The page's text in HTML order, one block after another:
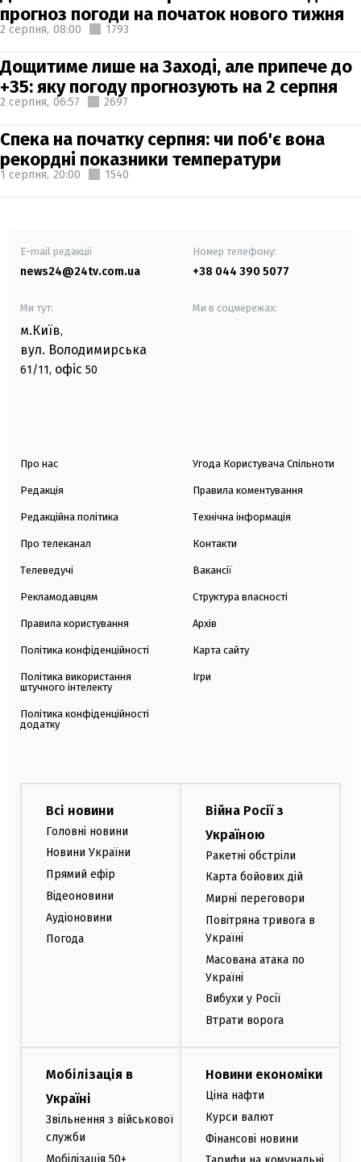
прогноз погоди на початок нового тижня
2 серпня, 08:00 1793
Дощитиме лише на Заході, але припече до
+35: яку погоду прогнозують на 2 серпня
2 серпня, 06:57 2697
Спека на початку серпня: чи поб'є вона
рекордні показники температури
1 серпня, 20:00 1540
E-mail редакції
news24@24tv.com.ua
Номер телефону:
+38 044 390 5077
Ми тут:
м.Київ,
вул. Володимирська
61/11, офіс 50
Ми в соцмережах:
Про нас
Редакція
Редакційна політика
Про телеканал
Телеведучі
Рекламодавцям
Правила користування
Політика конфіденційності
Політика використання
штучного інтелекту
Політика конфіденційності
додатку
Угода Користувача Спільноти
Правила коментування
Технічна інформація
Контакти
Вакансії
Структура власності
Архів
Карта сайту
Ігри
Всі новини
Головні новини
Новини України
Прямий ефір
Відеоновини
Аудіоновини
Погода
Війна Росії з
Україною
Ракетні обстріли
Карта бойових дій
Мирні переговори
Повітряна тривога в
Україні
Масована атака по
Україні
Вибухи у Росії
Втрати ворога
Мобілізація в
Україні
Звільнення з військової
служби
Мобілізація 50+
Новини економіки
Ціна нафти
Курси валют
Фінансові новини